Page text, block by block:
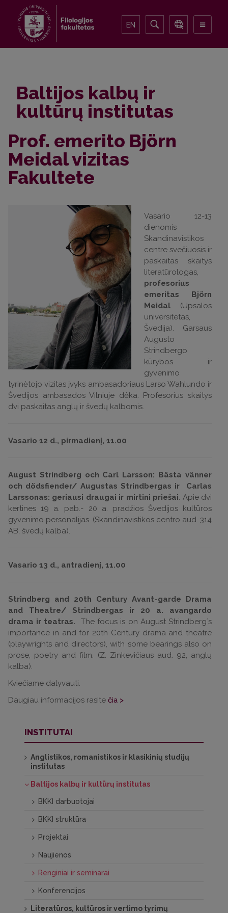
EN
Baltijos kalbų ir
kultūrų institutas
Prof. emerito Björn
Meidal vizitas
Fakultete
Vasario 12-13
dienomis
Skandinavistikos
centre svečiuosis ir
paskaitas skaitys
literatūrologas,
profesorius
emeritas Björn
Meidal (Upsalos
universitetas,
Švedija). Garsaus
Augusto
Strindbergo
kūrybos ir
gyvenimo
tyrinėtojo vizitas įvyks ambasadoriaus Larso Wahlundo ir
Švedijos ambasados Vilniuje dėka. Profesorius skaitys
dvi paskaitas anglų ir švedų kalbomis.
Vasario 12 d., pirmadienį, 11.00
August Strindberg och Carl Larsson: Bästa vänner
och dödsfiender/ Augustas Strindbergas ir Carlas
Larssonas: geriausi draugai ir mirtini priešai. Apie dvi
kertines 19 a. pab.- 20 a. pradžios Švedijos kultūros
gyvenimo personalijas. (Skandinavistikos centro aud. 314
AB, švedų kalba).
Vasario 13 d., antradienį, 11.00
Strindberg and 20th Century Avant-garde Drama
and Theatre/ Strindbergas ir 20 a. avangardo
drama ir teatras.
The focus is on August Strindberg´s
importance in and for 20th Century drama and theatre
(playwrights and directors), with some bearings also on
prose, poetry and film. (Z. Zinkevičiaus aud. 92, anglų
kalba).
Kviečiame dalyvauti.
Daugiau informacijos rasite čia >
INSTITUTAI
Anglistikos, romanistikos ir klasikinių studijų
institutas
Baltijos kalbų ir kultūrų institutas
BKKI darbuotojai
BKKI struktūra
Projektai
Naujienos
Renginiai ir seminarai
Konferencijos
Literatūros, kultūros ir vertimo tyrimų